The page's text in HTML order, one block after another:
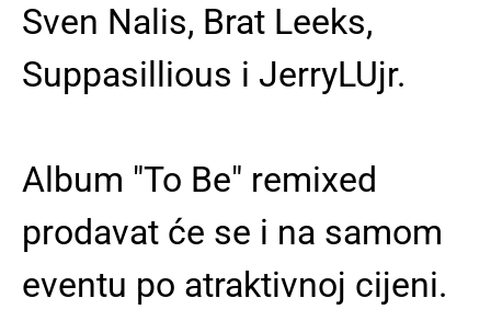
Sven Nalis, Brat Leeks,
Suppasillious i JerryLUjr.
Album "To Be" remixed
prodavat će se i na samom
eventu po atraktivnoj cijeni.